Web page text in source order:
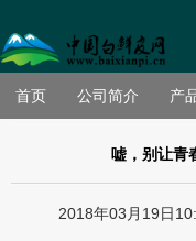
首页 公司简介 产
嘘，别让青
2018年03月19日